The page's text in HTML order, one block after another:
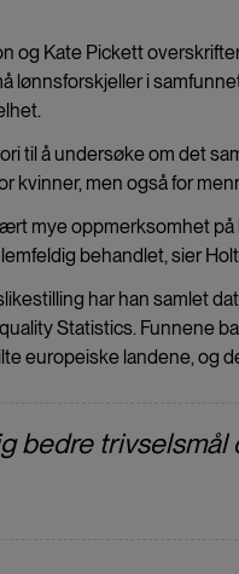
og Kate Pickett
lønnsforskjeller i
til å undersøke om det
kvinner, men også for
mye oppmerksomhet på
behandlet, sier
har han samlet
Statistics. Funnene
europeiske landene, og
bedre